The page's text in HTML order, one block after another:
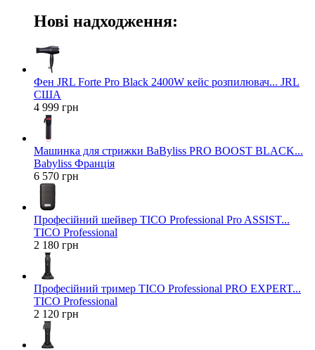
Нові надходження:
Фен JRL Forte Pro Black 2400W кейс розпилювач... JRL
США
4 999 грн
Машинка для стрижки BaByliss PRO BOOST BLACK...
Babyliss Франція
6 570 грн
Професійний шейвер TICO Professional Pro ASSIST...
TICO Professional
2 180 грн
Професійний тример TICO Professional PRO EXPERT...
TICO Professional
2 120 грн